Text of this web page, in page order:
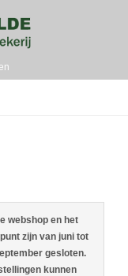
webshop en het
zijn van juni tot
gesloten.
kunnen